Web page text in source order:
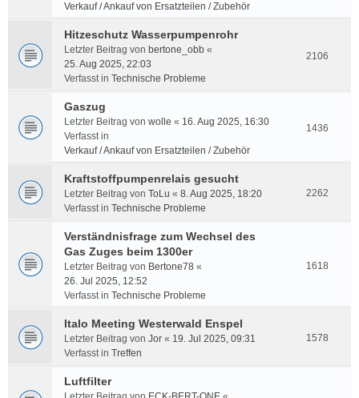
Verkauf / Ankauf von Ersatzteilen / Zubehör
Hitzeschutz Wasserpumpenrohr
Letzter Beitrag von bertone_obb «
25. Aug 2025, 22:03
Verfasst in Technische Probleme
2106
Gaszug
Letzter Beitrag von wolle « 16. Aug 2025, 16:30
Verfasst in
Verkauf / Ankauf von Ersatzteilen / Zubehör
1436
Kraftstoffpumpenrelais gesucht
Letzter Beitrag von ToLu « 8. Aug 2025, 18:20
Verfasst in Technische Probleme
2262
Verständnisfrage zum Wechsel des
Gas Zuges beim 1300er
Letzter Beitrag von Bertone78 «
26. Jul 2025, 12:52
Verfasst in Technische Probleme
1618
Italo Meeting Westerwald Enspel
Letzter Beitrag von Jor « 19. Jul 2025, 09:31
Verfasst in Treffen
1578
Luftfilter